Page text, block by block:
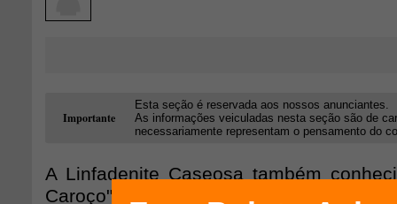
Importante
Esta seção é reservada aos nossos anunciantes.
As informações veiculadas nesta seção são de
necessariamente representam o pensamento do
A Linfadenite Caseosa também
Caroço" ou falsa tuberculose; é